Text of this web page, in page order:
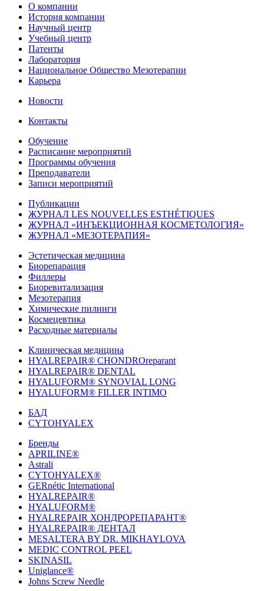
О компании
История компании
Научный центр
Учебный центр
Патенты
Лаборатория
Национальное Общество Мезотерапии
Карьера
Новости
Контакты
Обучение
Расписание мероприятий
Программы обучения
Преподаватели
Записи мероприятий
Публикации
ЖУРНАЛ LES NOUVELLES ESTHÉTIQUES
ЖУРНАЛ «ИНЪЕКЦИОННАЯ КОСМЕТОЛОГИЯ»
ЖУРНАЛ «МЕЗОТЕРАПИЯ»
Эстетическая медицина
Биорепарация
Филлеры
Биоревитализация
Мезотерапия
Химические пилинги
Космецевтика
Расходные материалы
Клиническая медицина
HYALREPAIR® CHONDROreparant
HYALREPAIR® DENTAL
HYALUFORM® SYNOVIAL LONG
HYALUFORM® FILLER INTIMO
БАД
CYTOHYALEX
Бренды
APRILINE®
Astrali
CYTOHYALEX®
GERnétic International
HYALREPAIR®
HYALUFORM®
HYALREPAIR ХОНДРОРЕПАРАНТ®
HYALREPAIR® ДЕНТАЛ
MESALTERA BY DR. MIKHAYLOVA
MEDIC CONTROL PEEL
SKINASIL
Uniglance®
Johns Screw Needle